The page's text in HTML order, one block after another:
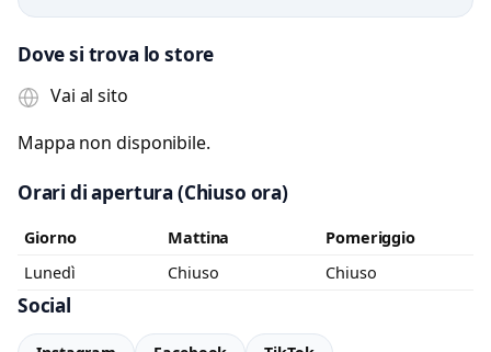
Dove si trova lo store
Vai al sito
Mappa non disponibile.
Orari di apertura(Chiuso ora)
Giorno Mattina
Pomeriggio
Lunedì
Chiuso Chiuso
Social
Accetto l’informativa privacy
Minimo 20 caratteri